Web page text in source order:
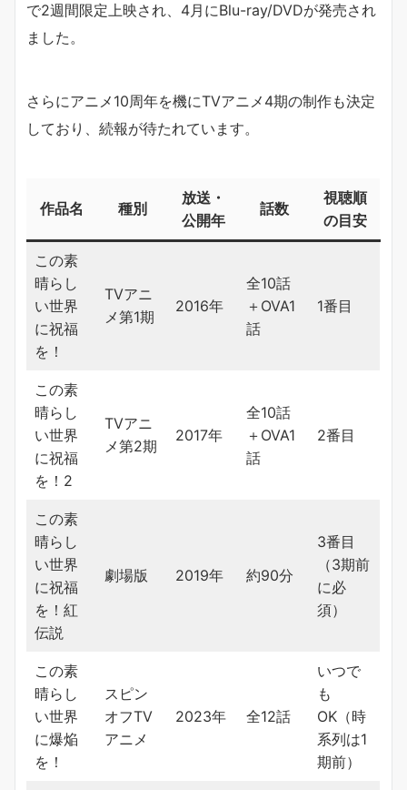
で2週間限定上映され、4月にBlu-ray/DVDが発売され
ました。
さらにアニメ10周年を機にTVアニメ4期の制作も決定
しており、続報が待たれています。
作品名 種別
放送・
公開年
話数
視聴順
の目安
この素
晴らし
い世界
に祝福
を！
TVアニ
メ第1期
2016年
全10話
＋OVA1
話
1番目
この素
晴らし
い世界
に祝福
を！2
TVアニ
メ第2期
2017年
全10話
＋OVA1
話
2番目
この素
晴らし
い世界
に祝福
を！紅
伝説
劇場版 2019年 約90分
3番目
（3期前
に必
須）
この素
晴らし
い世界
に爆焔
を！
スピン
オフTV
アニメ
2023年 全12話
いつで
も
OK（時
系列は1
期前）